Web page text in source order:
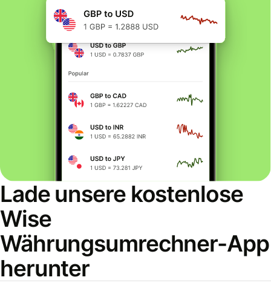
Lade unsere kostenlose
Wise
Währungsumrechner-App
herunter